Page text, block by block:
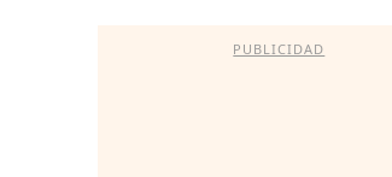
PUBLICIDAD